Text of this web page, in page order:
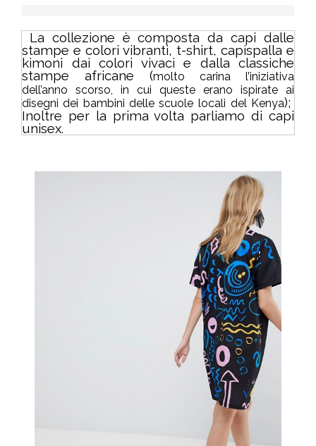
La collezione è composta da capi dalle
stampe e colori vibranti, t-shirt, capispalla e
kimoni dai colori vivaci e dalla classiche
stampe africane (molto carina l’iniziativa
dell’anno scorso, in cui queste erano ispirate ai
disegni dei bambini delle scuole locali del Kenya);
Inoltre per la prima volta parliamo di capi
unisex.